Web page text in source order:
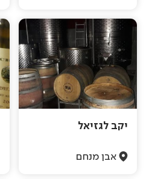
יקב לגזיאל
אבן מנחם